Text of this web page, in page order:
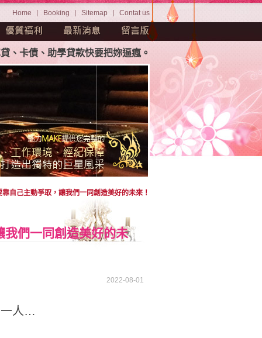
Home Booking Sitemap Contat us
助學貸款快要把妳逼瘋。茫茫人海中如何挑選屬於妳
自己主動爭取，讓我們一同創造美好的未來！
我們一同創造美好的未
2022-08-01
一人…